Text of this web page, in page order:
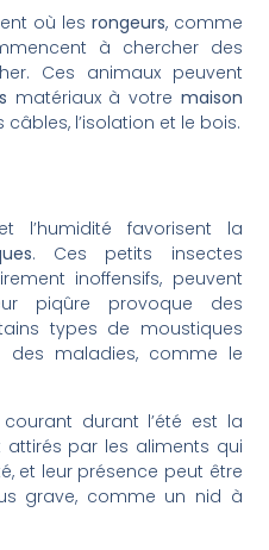
où les rongeurs, comme
à chercher des
Ces animaux peuvent
matériaux à votre maison
l’isolation et le bois.
l’humidité favorisent la
. Ces petits insectes
inoffensifs, peuvent
piqûre provoque des
types de moustiques
des maladies, comme le
durant l’été est la
attirés par les aliments qui
et leur présence peut être
grave, comme un nid à